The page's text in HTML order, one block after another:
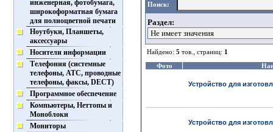
инженерная, фотобумага,
широкоформатная бумага
для полноцветной печати
Ноутбуки, Планшеты,
аксессуары
Носители информации
Телефония (системные
телефоны, АТС, проводные
телефоны, факсы, DECT)
Программное обеспечение
Компьютеры, Неттопы и
Моноблоки
Мониторы
Поиск:
Раздел:
Найдено: 5 тов., страниц: 1
Фото
Устройство для
Устройство для